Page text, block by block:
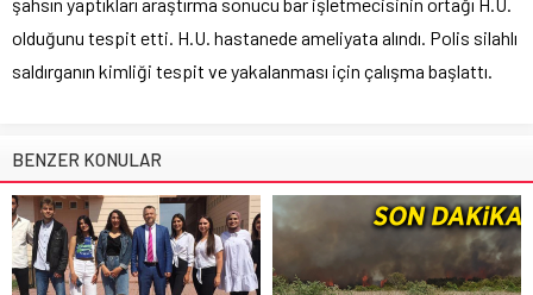
olduğunu tespit etti. H.U. hastanede ameliyata alındı. Polis silahlı
saldırganın kimliği tespit ve yakalanması için çalışma başlattı.
BENZER KONULAR